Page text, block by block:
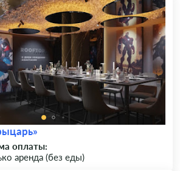
оплаты:
аренда (без еды)